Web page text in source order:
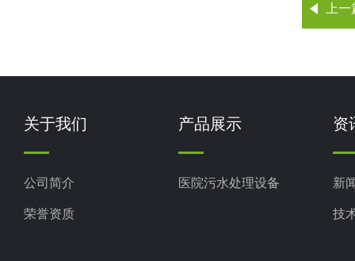
上
关于我们
公司简介
荣誉资质
产品展示
医院污水处理设备
资
新
技